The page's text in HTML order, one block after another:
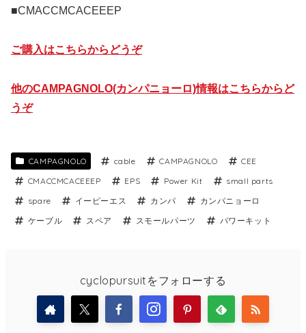
■CMACCMCACEEEP
ご購入はこちらからどうぞ
他のCAMPAGNOLO(カンパニョーロ)情報はこちらからど
うぞ
CAMPAGNOLO cable CAMPAGNOLO
CEE
CMACCMCACEEEP
EPS Power Kit
small parts
spare
イーピーエス カンパ
カンパニョーロ
ケーブル
スペア スモールパーツ パワーキット
cyclopursuitをフォローする